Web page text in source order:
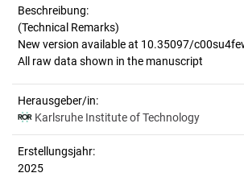
Beschreibung:
(Technical Remarks)
New version available at 10.35097/
Herausgeber/in:
Karlsruhe Institute of Technology
Erstellungsjahr:
2025